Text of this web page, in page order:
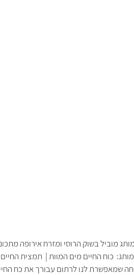
מותג מוביל בשוק הרוסי ומזרח אירופה